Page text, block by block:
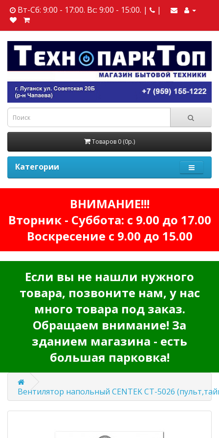
Вт-Сб: 9:00 - 17:00. Вс: 9:00 - 15:00. | |
Товаров 0 (0р.)
Категории
ВНИМАНИЕ!!!
Вторник - Суббота: с 9.00 до 17.00
Воскресение с 9.00 до 15.00
Если вы не нашли нужного
товара, позвоните нам, у нас
много товара под заказ.
Обращаем внимание! За
зданием магазина - есть
большая парковка!
Вентилятор напольный CENTEK CT-5026